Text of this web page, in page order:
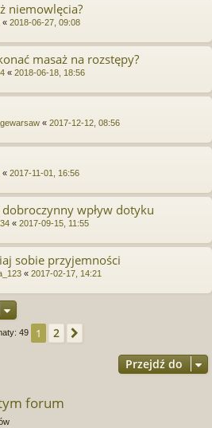
niemowlęcia?
« 2018-06-27, 09:08
masaż na rozstępy?
« 2018-06-18, 18:56
« 2017-12-12, 08:56
« 2017-11-01, 16:56
wpływ dotyku
« 2017-09-15, 11:55
sobie przyjemności
« 2017-02-17, 14:21
49 1 2
Przejdź do
forum